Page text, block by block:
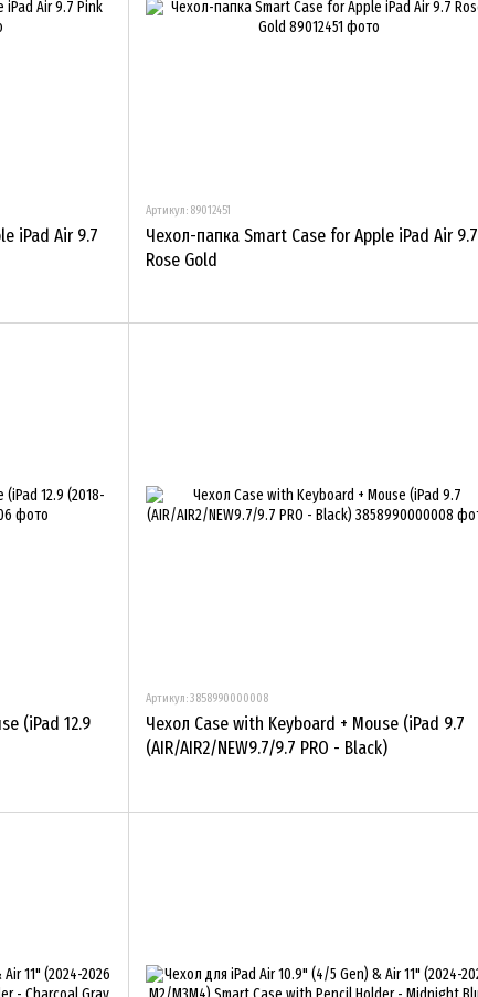
iPad Air 9.7
Артикул: 89012451
Чехол-папка Smart Case for Apple iPad Air 9.7
Rose Gold
(iPad 12.9
Артикул: 3858990000008
Чехол Case with Keyboard + Mouse (iPad 9.7
(AIR/AIR2/NEW9.7/9.7 PRO - Black)